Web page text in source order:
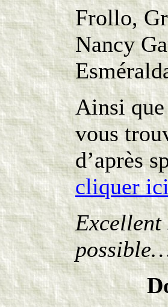
Frollo,
Nancy
Ainsi que
vous
d’après
cliquer